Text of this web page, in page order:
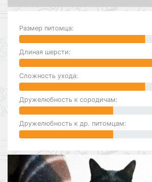
Размер питомца:
Длиная шерсти:
Сложность ухода:
Дружелюбность к сородичам:
Дружелюбность к др. питомцам: